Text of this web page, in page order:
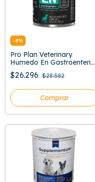
-8%
Pro Plan Veterinary
Humedo En Gastroenteric
379 Gr
$26.296 $28.582
Comprar